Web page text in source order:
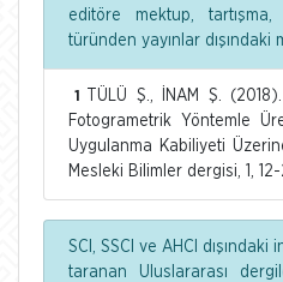
editöre mektup,
türünden yayınlar dışındaki
1
TÜLÜ Ş., İNAM Ş.
Fotogrametrik Yöntemle
Uygulanma Kabiliyeti
Mesleki Bilimler dergisi, 1, 12-
SCI, SSCI ve AHCI
taranan Uluslararası